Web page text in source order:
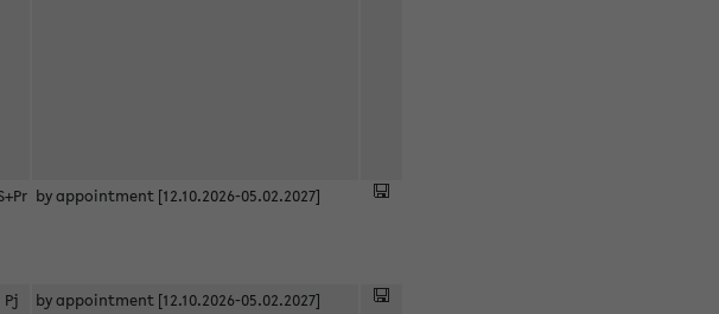
by appointment [12.10.2026-05.02.2027]
Pj by appointment [12.10.2026-05.02.2027]